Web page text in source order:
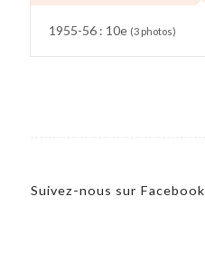
1955-56 : 10e (3 photos)
Suivez-nous sur Facebook